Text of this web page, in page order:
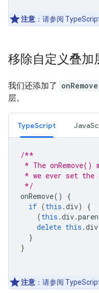
注意 ：请参阅
移除自定义叠加
我们还添加了
层。
TypeScript
/**
* The
* we ever set
*/
onRemove()
{
if (this .div)
{
(this .div.
delete this .div
}
}
注意 ：请参阅